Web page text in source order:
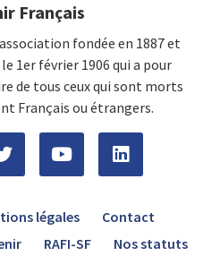
Français
fondée en 1887 et
1er février 1906 qui a pour
de tous ceux qui sont morts
Français ou étrangers.
légales
Contact
RAFI-SF Nos statuts